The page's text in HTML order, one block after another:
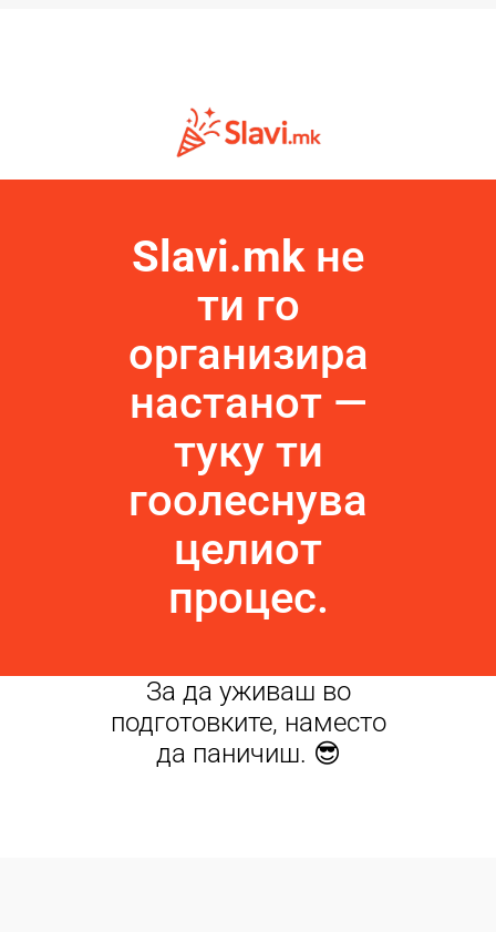
Slavi.mkне
ти го
организира
настанот —
туку ти
гоолеснува
целиот
процес.
За да уживаш во
подготовките, наместо
да паничиш. 😎